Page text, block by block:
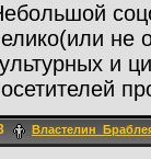
не
и